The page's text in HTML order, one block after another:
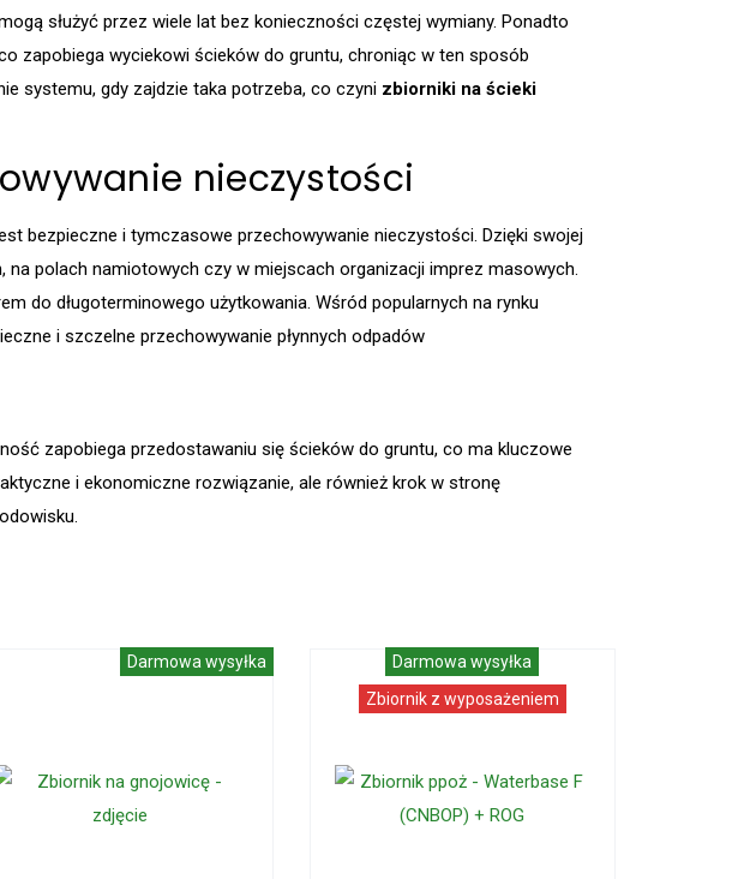
służyć przez wiele lat bez konieczności częstej wymiany. Ponadto
zapobiega wyciekowi ścieków do gruntu, chroniąc w ten sposób
systemu, gdy zajdzie taka potrzeba, co czyni zbiorniki na ścieki
nieczystości
bezpieczne i tymczasowe przechowywanie nieczystości. Dzięki swojej
polach namiotowych czy w miejscach organizacji imprez masowych.
do długoterminowego użytkowania. Wśród popularnych na rynku
i szczelne przechowywanie płynnych odpadów
zapobiega przedostawaniu się ścieków do gruntu, co ma kluczowe
i ekonomiczne rozwiązanie, ale również krok w stronę
Darmowa wysyłka
Darmowa wysyłka
Zbiornik z wyposażeniem